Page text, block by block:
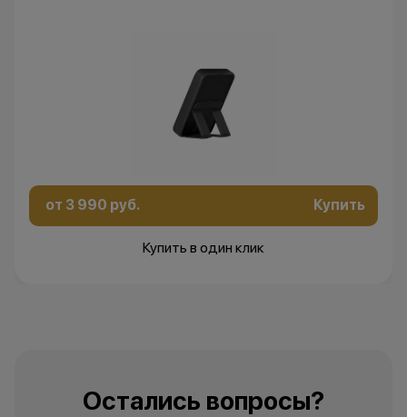
от 3 990 руб. Купить
Купить в один клик
Остались вопросы?